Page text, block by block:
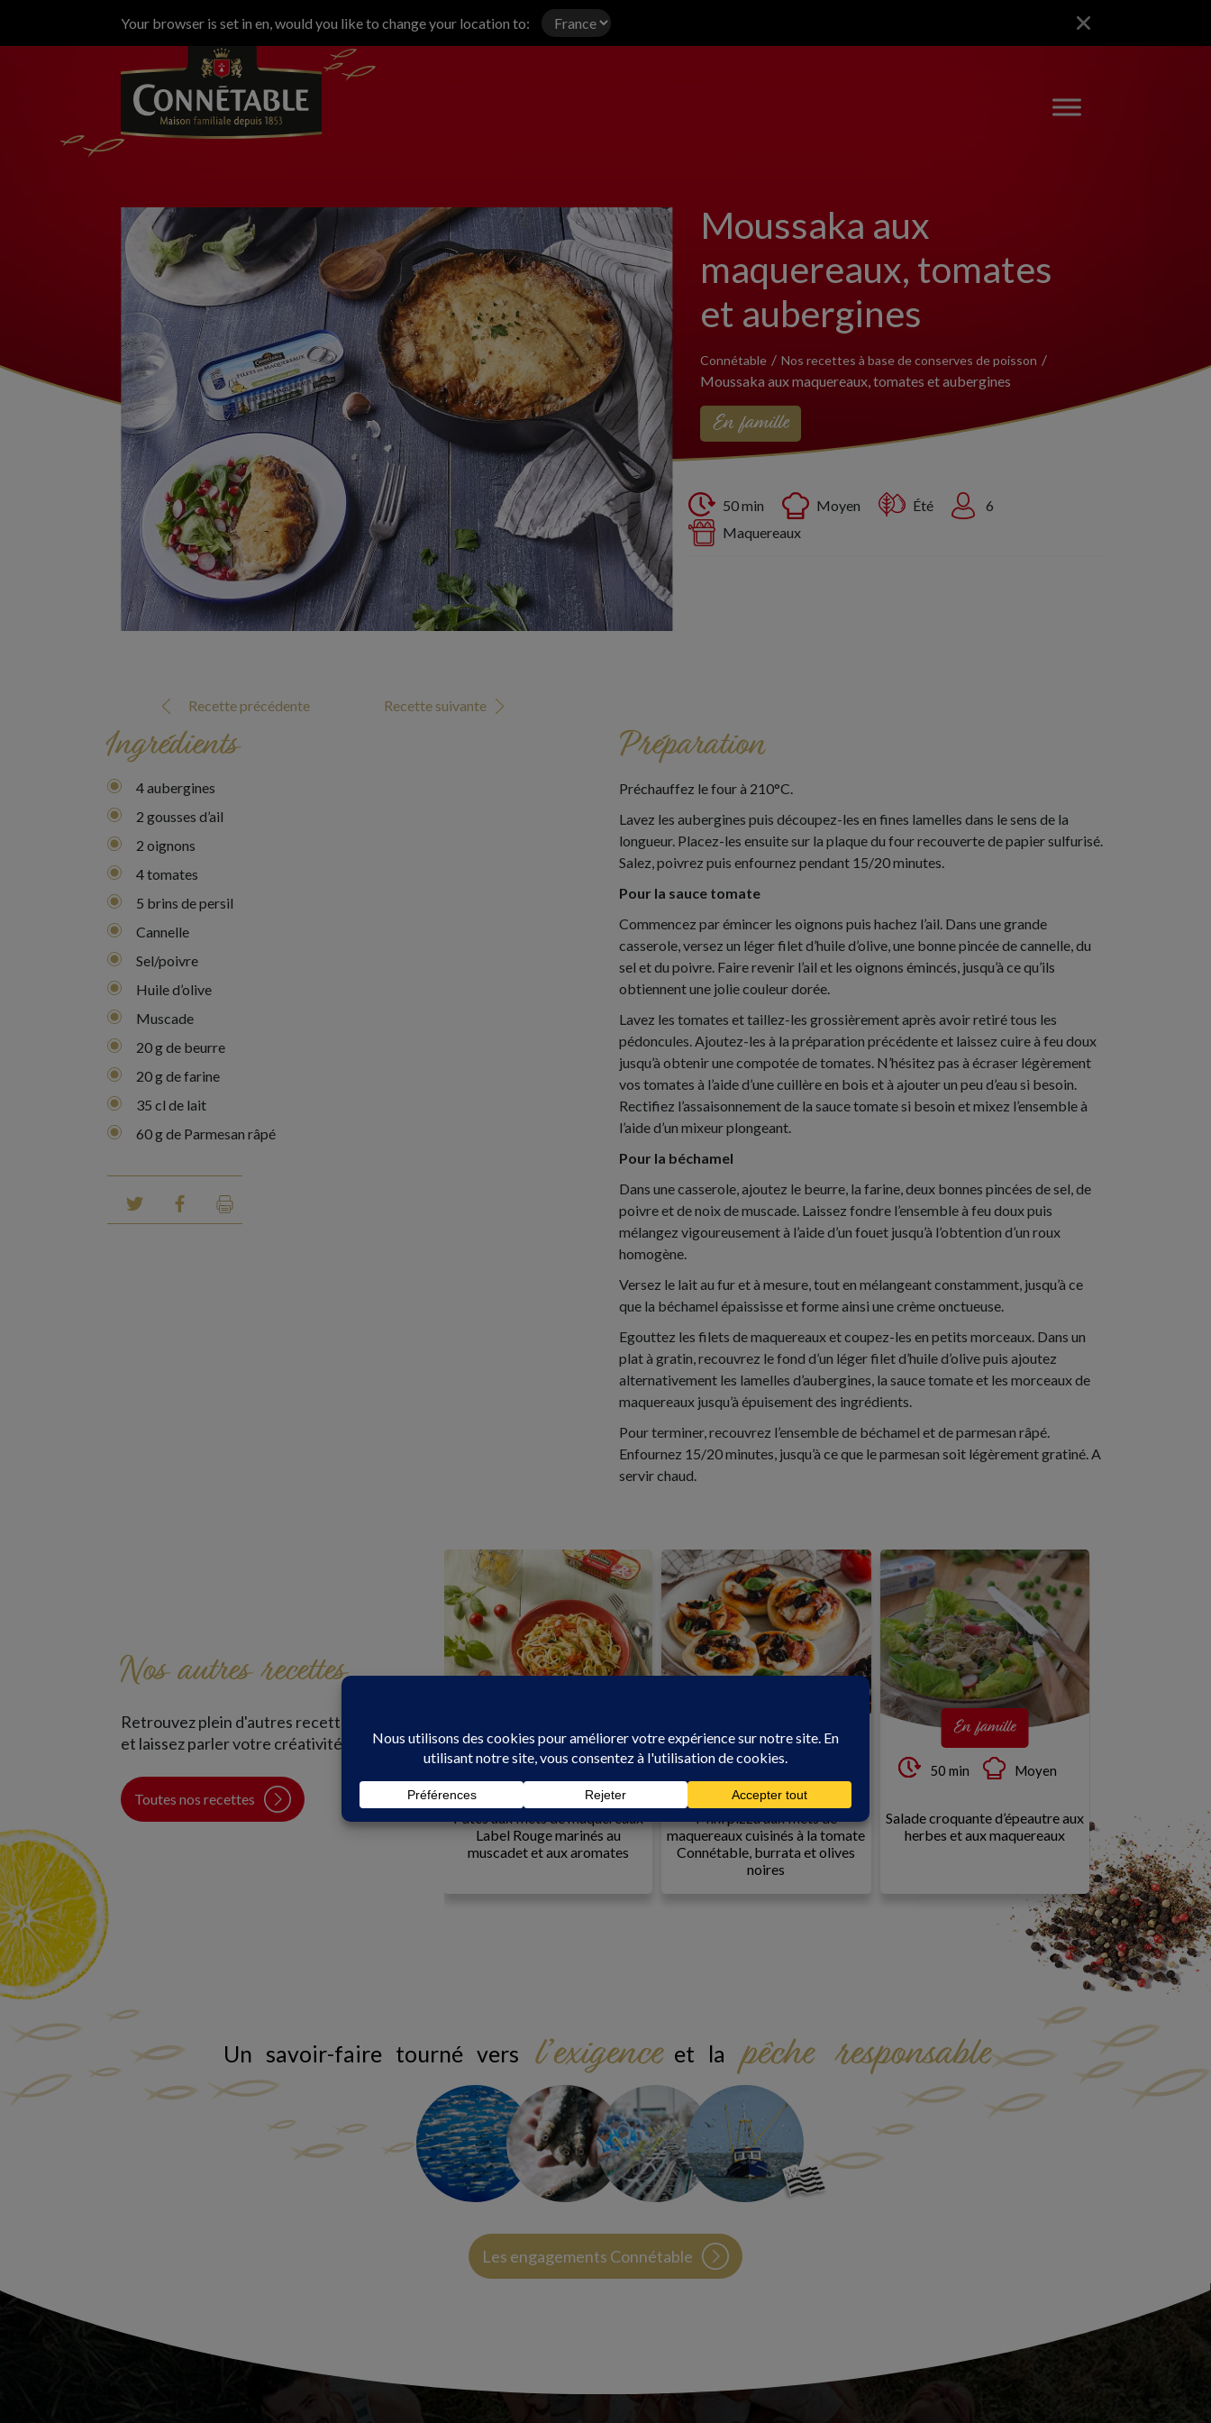
Your browser is set in en, would you like to change your location to:
Moussaka aux
maquereaux, tomates
et aubergines
Connétable Nos recettes à base de conserves de poisson
Moussaka aux maquereaux, tomates et aubergines
En famille
Recette précédente Recette suivante
50 min Moyen Été
6
Maquereaux
Ingrédients
4 aubergines
2 gousses d’ail
2 oignons
4 tomates
5 brins de persil
Cannelle
Sel/poivre
Huile d’olive
Muscade
20 g de beurre
20 g de farine
35 cl de lait
60 g de Parmesan râpé
Préparation
Préchauffez le four à 210°C.
Lavez les aubergines puis découpez-les en fines lamelles dans le sens de la
longueur. Placez-les ensuite sur la plaque du four recouverte de papier sulfurisé.
Salez, poivrez puis enfournez pendant 15/20 minutes.
Pour la sauce tomate
Commencez par émincer les oignons puis hachez l’ail. Dans une grande
casserole, versez un léger filet d’huile d’olive, une bonne pincée de cannelle, du
sel et du poivre. Faire revenir l’ail et les oignons émincés, jusqu’à ce qu’ils
obtiennent une jolie couleur dorée.
Lavez les tomates et taillez-les grossièrement après avoir retiré tous les
pédoncules. Ajoutez-les à la préparation précédente et laissez cuire à feu doux
jusqu’à obtenir une compotée de tomates. N’hésitez pas à écraser légèrement
vos tomates à l’aide d’une cuillère en bois et à ajouter un peu d’eau si besoin.
Rectifiez l’assaisonnement de la sauce tomate si besoin et mixez l’ensemble à
l’aide d’un mixeur plongeant.
Pour la béchamel
Dans une casserole, ajoutez le beurre, la farine, deux bonnes pincées de sel, de
poivre et de noix de muscade. Laissez fondre l’ensemble à feu doux puis
mélangez vigoureusement à l’aide d’un fouet jusqu’à l’obtention d’un roux
homogène.
Versez le lait au fur et à mesure, tout en mélangeant constamment, jusqu’à ce
que la béchamel épaississe et forme ainsi une crème onctueuse.
Egouttez les filets de maquereaux et coupez-les en petits morceaux. Dans un
plat à gratin, recouvrez le fond d’un léger filet d’huile d’olive puis ajoutez
alternativement les lamelles d’aubergines, la sauce tomate et les morceaux de
maquereaux jusqu’à épuisement des ingrédients.
Pour terminer, recouvrez l’ensemble de béchamel et de parmesan râpé.
Enfournez 15/20 minutes, jusqu’à ce que le parmesan soit légèrement gratiné. A
servir chaud.
Nos autres recettes
Retrouvez plein d'autres recettes
et laissez parler votre créativité !
Toutes nos recettes
En famille
Cake aux filets de maquereaux
cuisinés à la tomate Connétable,
pignons et romarin
Sur le pouce
Bol de riz de chou-fleur et filets
En famille
Pâtes aux filets de maquereaux
Label Rouge marinés au
muscadet et aux aromates
Sur le pouce
Mini pizza aux filets de
maquereaux cuisinés à la tomate
Connétable, burrata et olives
noires
En famille
50 min Moyen
Salade croquante d’épeautre aux
herbes et aux maquereaux
Gaspacho vert
croquant aux
Un savoir-faire tourné vers l’exigenceet la pêche responsable
Les engagements Connétable